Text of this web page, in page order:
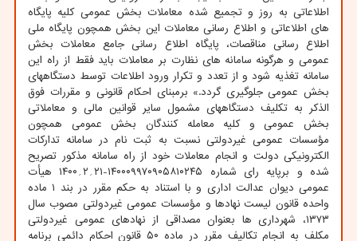
اطلاعاتی به روز و تجمیع شده معاملات بخش عمومی کلیه پایگاه
های اطلاعاتی و اطلاع رسانی معاملات این بخش همچون پایگاه ملی
اطلاع رسانی مناقصات، پایگاه اطلاع رسانی جامع معاملات بخش
عمومی و هرگونه سامانه های نظارت بر معاملات باید فقط از راه این
سامانه تغذیه شود و از تعدد و تکرار ورود اطلاعات توسط دستگاههای
بخش عمومی جلوگیری گردد.» برمبنای احکام قانونی و مقررات فوق
الذکر به تکلیف دستگاههای مشمول سایر قوانین مالی و معاملاتی
بخش عمومی و کلیه معامله کنندگان بخش عمومی همچون
مؤسسات عمومی غیردولتی نسبت به ثبت نام در سامانه تدارکات
الکترونیکی دولت و انجام معاملات خود از راه سامانه مذکور تصریح
شده و برپایه رای شماره ۱۴۰۰۰۹۹۷۰۹۰۵۸۱۰۲۴۵-۲۱؍۲؍۱۴۰۰ هیأت
عمومی دیوان عدالت اداری و با استناد به حکم مقرر در بند ۱ ماده
واحده قانون لیست نهادها و مؤسسات عمومی غیردولتی مصوب سال
۱۳۷۳، شهرداری ها بعنوان مصداقی از نهادهای عمومی غیردولتی
مکلف به انجام تکالیف مقرر در ماده ۵۰ قانون احکام دائمی برنامه